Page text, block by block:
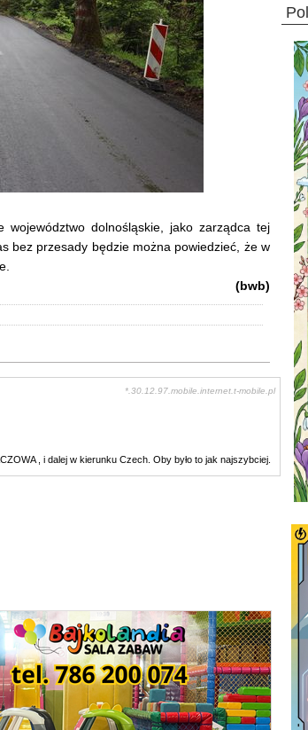
województwo dolnośląskie, jako zarządca tej
bez przesady będzie można powiedzieć, że w
(bwb)
*.30.12.97.mobile.internet.t-mobile.pl
, i dalej w kierunku Czech. Oby było to jak najszybciej.